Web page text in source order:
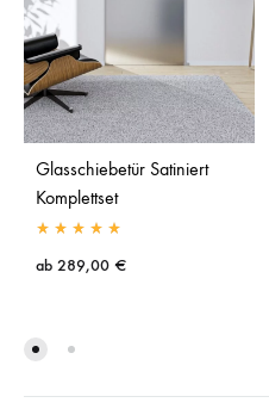
Glasschiebetür Satiniert
Komplettset
ab 289,00 €